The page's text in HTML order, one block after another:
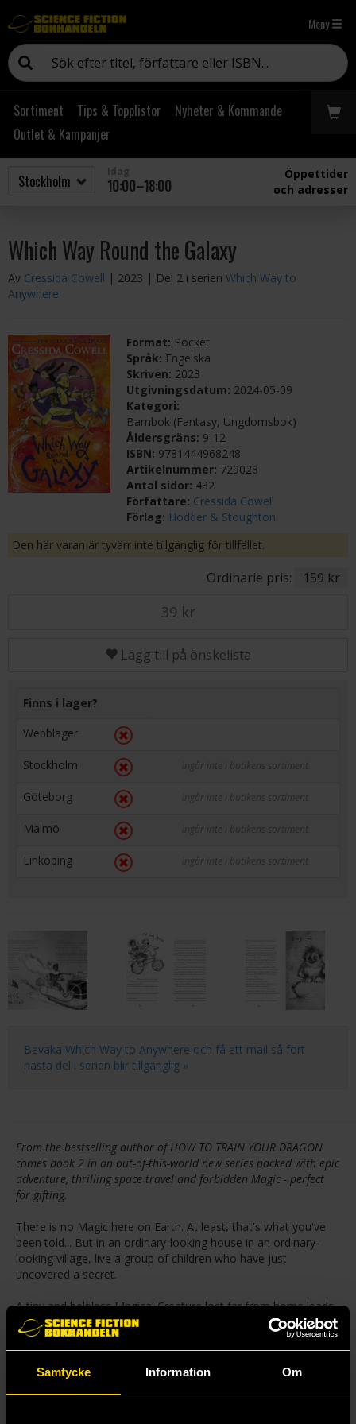
Samtycke Information Om
Meny
Sortiment Tips & Topplistor
Nyheter & Kommande
Outlet & Kampanjer
10:00–18:00
Öppettider
och adresser
Which Way Round the Galaxy
Av Cressida Cowell | 2023 | Del 2 i serien Which Way to
Anywhere
Format: Pocket
Språk: Engelska
Skriven: 2023
Utgivningsdatum: 2024-05-09
Kategori:
Barnbok (Fantasy, Ungdomsbok)
Åldersgräns: 9-12
ISBN: 9781444968248
Artikelnummer: 729028
Antal sidor: 432
Författare: Cressida Cowell
Förlag: Hodder & Stoughton
Den här varan är tyvärr inte tillgänglig för tillfället.
Ordinarie pris: 159 kr
39 kr
Lägg till på önskelista
Finns i lager?
Webblager
Stockholm Ingår inte i butikens sortiment
Göteborg Ingår inte i butikens sortiment
Malmö Ingår inte i butikens sortiment
Linköping Ingår inte i butikens sortiment
Bevaka Which Way to Anywhere och få ett mail så fort
nästa del i serien blir tillgänglig »
From the bestselling author of HOW TO TRAIN YOUR DRAGON
comes book 2 in an out-of-this-world new series packed with epic
adventure, thrilling space travel and forbidden Magic - perfect
for gifting.
There is no Magic here on Earth. At least, that's what you've
been told... But in an ordinary-looking house in an ordinary-
looking village, live a group of children who have just
uncovered a secret.
A tiny and helpless Magical Creature lost far from home leads
the O'Hero-Smith children on another Starcrossing adventure
through the Which Ways and across the galaxy. The children
have a plan to get little Bug back to the fiery-ice planet where
it belongs, and to prove to their parents that they can be